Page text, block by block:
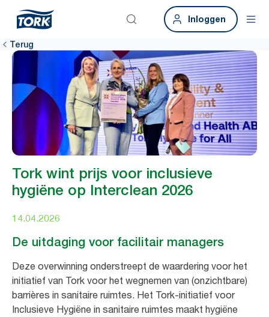
Inloggen
Terug
Tork wint prijs voor inclusieve
hygiëne op Interclean 2026
14.04.2026
De uitdaging voor facilitair managers
Deze overwinning onderstreept de waardering voor het
initiatief van Tork voor het wegnemen van (onzichtbare)
barrières in sanitaire ruimtes. Het Tork-initiatief voor
Inclusieve Hygiëne in sanitaire ruimtes maakt hygiëne